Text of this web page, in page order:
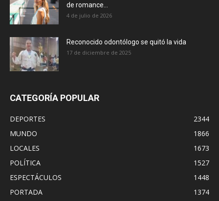
de romance...
4 de julio de 2026
Reconocido odontólogo se quitó la vida
17 de diciembre de 2025
CATEGORÍA POPULAR
DEPORTES
2344
MUNDO
1866
LOCALES
1673
POLÍTICA
1527
ESPECTÁCULOS
1448
PORTADA
1374